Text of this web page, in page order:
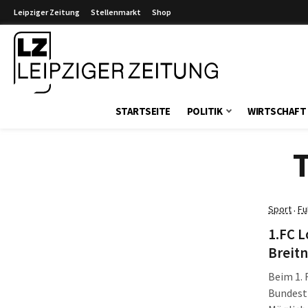
Leipziger Zeitung Stellenmarkt Shop
STARTSEITE POLITIK WIRTSCHAFT
Sport·
1.FC
Beim 1.